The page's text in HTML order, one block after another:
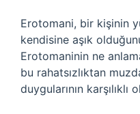
Erotomani, bir kişinin
kendisine aşık
Erotomaninin ne
bu rahatsızlıktan
duygularının karşılıklı